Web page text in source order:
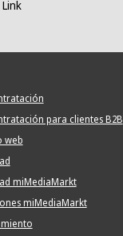
para clientes B2B
web
miMediaMarkt
miMediaMarkt